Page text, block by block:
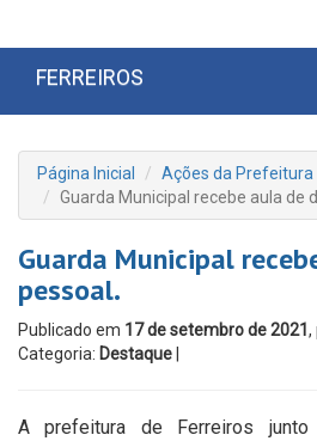
FERREIROS
Página Inicial
Ações da Prefeitura
Guarda Municipal recebe aula de
Guarda Municipal
pessoal.
Publicado em 17 de setembro de 2021 ,
Categoria: Destaque
A prefeitura de Ferreiros